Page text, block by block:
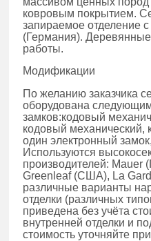
ковровым покрытием.
запираемое отделение
(Германия).
работы.
Модификации
По желанию заказчика
оборудована
замков:кодовый
кодовый механический,
один электронный
Используются
производителей: Mauer
Greenleaf (США), La
различные варианты
отделки (различных
приведена без учёта
внутренней отделки и
стоимость уточняйте